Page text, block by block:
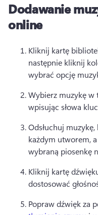
Dodawanie
online
Kliknij kartę
następnie kliknij
wybrać opcję
Wybierz muzykę w
wpisując słowa
Odsłuchuj
każdym utworem,
wybraną piosenkę
Kliknij kartę
dostosować
Popraw dźwięk za